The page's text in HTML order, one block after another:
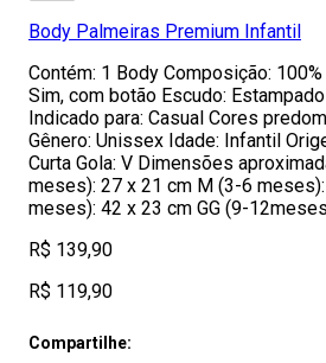
Body Palmeiras Premium Infantil
Contém: 1 Body Composição:
Sim, com botão Escudo:
Indicado para: Casual Cores
Gênero: Unissex Idade: Infantil
Curta Gola: V Dimensões
meses): 27 x 21 cm M (3-6
meses): 42 x 23 cm GG (9-
R$ 139,90
R$ 119,90
Compartilhe: